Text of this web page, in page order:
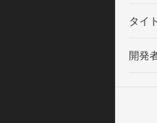
タイ
開発